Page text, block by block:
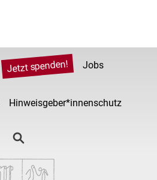
Jetzt spenden! Jobs
Hinweisgeber*innenschutz